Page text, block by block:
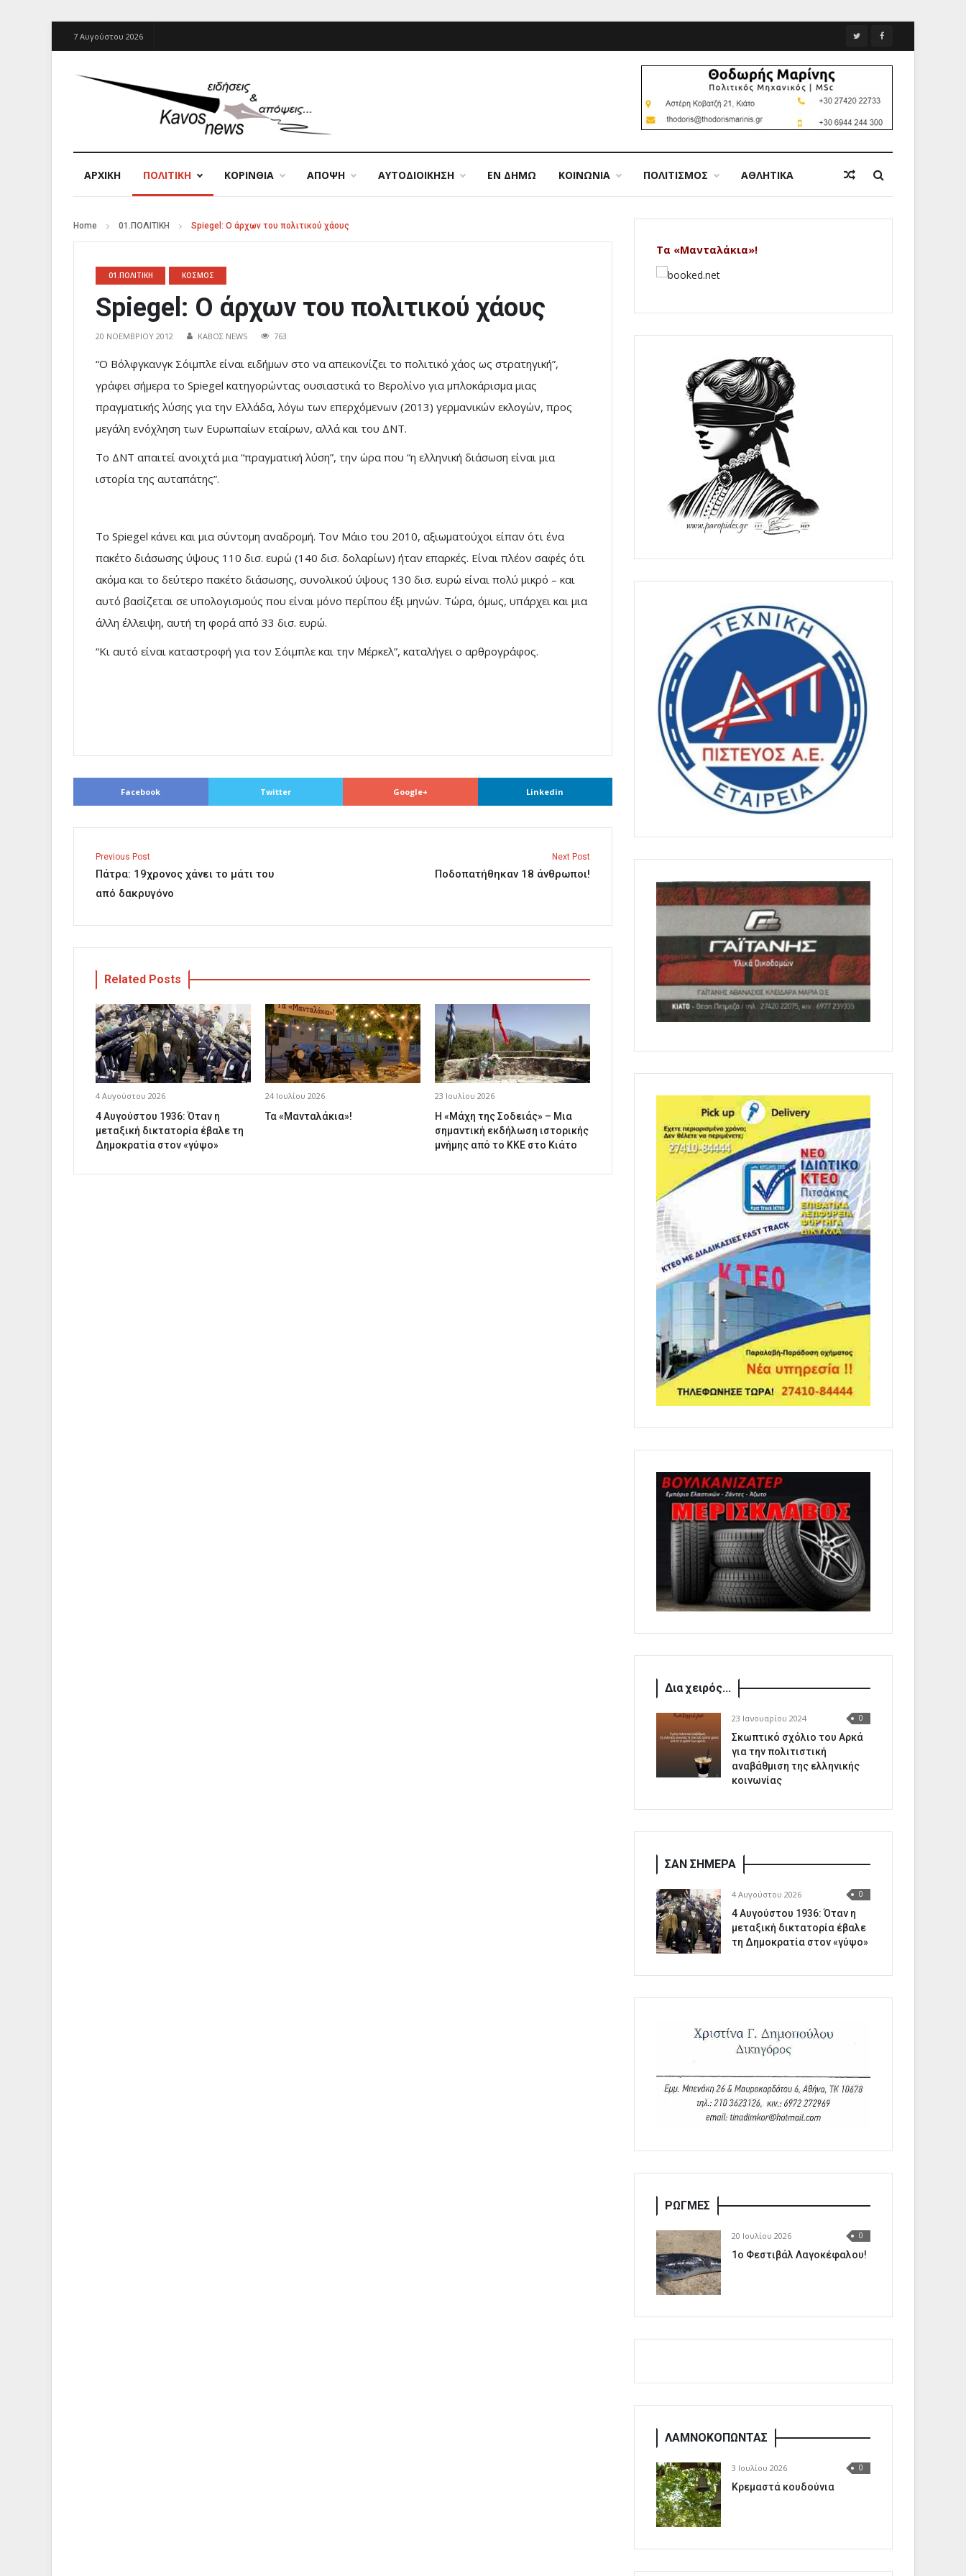
7 Αυγούστου 2026
ΑΡΧΙΚΉ ΠΟΛΙΤΙΚΗ ΚΟΡΙΝΘΙΑ ΑΠΟΨΗ ΑΥΤΟΔΙΟΙΚΗΣΗ ΕΝ ΔΗΜΩ ΚΟΙΝΩΝΙΑ ΠΟΛΙΤΙΣΜΟΣ ΑΘΛΗΤΙΚΑ
Home 01.ΠΟΛΙΤΙΚΗ Spiegel: Ο άρχων του πολιτικού χάους
01.ΠΟΛΙΤΙΚΗ ΚΟΣΜΟΣ
Spiegel: Ο άρχων του πολιτικού χάους
20 ΝΟΕΜΒΡΊΟΥ 2012 ΚΑΒΟΣ NEWS 763
“Ο Βόλφγκανγκ Σόιμπλε είναι ειδήμων στο να απεικονίζει το πολιτικό χάος ως στρατηγική”,
γράφει σήμερα το Spiegel κατηγορώντας ουσιαστικά το Βερολίνο για μπλοκάρισμα μιας
πραγματικής λύσης για την Ελλάδα, λόγω των επερχόμενων (2013) γερμανικών εκλογών, προς
μεγάλη ενόχληση των Ευρωπαίων εταίρων, αλλά και του ΔΝΤ.
Το ΔΝΤ απαιτεί ανοιχτά μια “πραγματική λύση”, την ώρα που “η ελληνική διάσωση είναι μια
ιστορία της αυταπάτης”.
Το Spiegel κάνει και μια σύντομη αναδρομή. Τον Μάιο του 2010, αξιωματούχοι είπαν ότι ένα
πακέτο διάσωσης ύψους 110 δισ. ευρώ (140 δισ. δολαρίων) ήταν επαρκές. Είναι πλέον σαφές ότι
ακόμα και το δεύτερο πακέτο διάσωσης, συνολικού ύψους 130 δισ. ευρώ είναι πολύ μικρό – και
αυτό βασίζεται σε υπολογισμούς που είναι μόνο περίπου έξι μηνών. Τώρα, όμως, υπάρχει και μια
άλλη έλλειψη, αυτή τη φορά από 33 δισ. ευρώ.
“Κι αυτό είναι καταστροφή για τον Σόιμπλε και την Μέρκελ”, καταλήγει ο αρθρογράφος.
Facebook Twitter Google+ Linkedin
Previous Post
Πάτρα: 19χρονος χάνει το μάτι του
από δακρυγόνο
Next Post
Ποδοπατήθηκαν 18 άνθρωποι!
Related Posts
4 Αυγούστου 2026
4 Αυγούστου 1936: Όταν η
μεταξική δικτατορία έβαλε τη
Δημοκρατία στον «γύψο»
24 Ιουλίου 2026
Τα «Μανταλάκια»!
23 Ιουλίου 2026
Η «Μάχη της Σοδειάς» – Μια
σημαντική εκδήλωση ιστορικής
μνήμης από το ΚΚΕ στο Κιάτο
Τα «Μανταλάκια»!
Δια χειρός...
23 Ιανουαρίου 2024 0
Σκωπτικό σχόλιο του Αρκά
για την πολιτιστική
αναβάθμιση της ελληνικής
κοινωνίας
ΣΑΝ ΣΗΜΕΡΑ
4 Αυγούστου 2026 0
4 Αυγούστου 1936: Όταν η
μεταξική δικτατορία έβαλε
τη Δημοκρατία στον «γύψο»
ΡΩΓΜΕΣ
20 Ιουλίου 2026 0
1o Φεστιβάλ Λαγοκέφαλου!
ΛΑΜΝΟΚΟΠΩΝΤΑΣ
3 Ιουλίου 2026 0
Κρεμαστά κουδούνια